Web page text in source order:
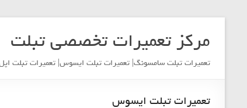
مرکز تعمیرات تخصصی تبلت
تعمیرات تبلت سامسونگ| تعمیرات تبلت ایسوس| تعمیرات تبلت
تعمیرات تبلت ایسوس